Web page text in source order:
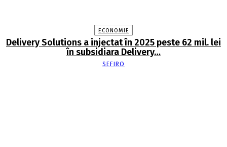
ECONOMIE
Delivery Solutions a injectat în 2025 peste 62 mil. lei
în subsidiara Delivery…
SEFIRO